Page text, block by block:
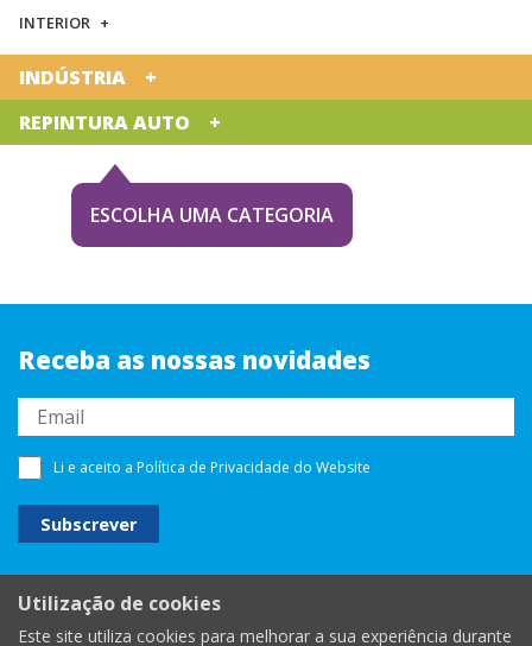
INTERIOR
INDÚSTRIA
REPINTURA AUTO
ESCOLHA UMA CATEGORIA
Receba as nossas novidades
Li e aceito a Política de Privacidade do Website
Utilização de cookies
Este site utiliza cookies para melhorar a sua experiência durante